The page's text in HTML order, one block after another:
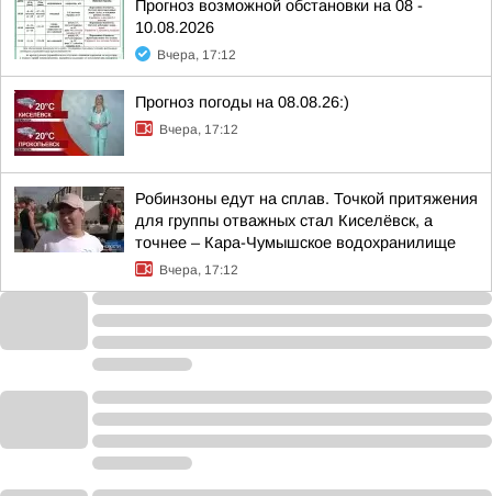
Прогноз возможной обстановки на 08 -
10.08.2026
Вчера, 17:12
Прогноз погоды на 08.08.26:)
Вчера, 17:12
Робинзоны едут на сплав. Точкой притяжения
для группы отважных стал Киселёвск, а
точнее – Кара-Чумышское водохранилище
Вчера, 17:12